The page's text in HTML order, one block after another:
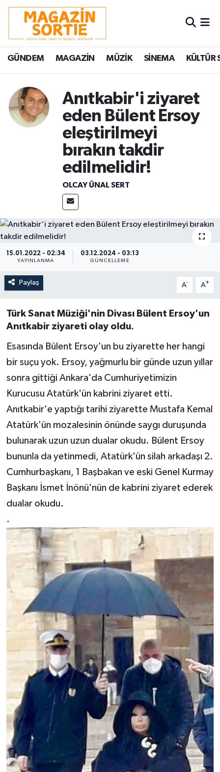
GÜNDEM MAGAZİN MÜZİK SİNEMA KÜLTÜR
Anıtkabir'i ziyaret
eden Bülent Ersoy
eleştirilmeyi
bırakın takdir
edilmelidir!
OLCAY ÜNAL SERT
15.01.2022 - 02:34
YAYINLANMA
03.12.2024 - 03:13
GÜNCELLEME
Paylaş A- A+
Türk Sanat Müziği'nin Divası Bülent Ersoy'un
Anıtkabir ziyareti olay oldu.
Esasında Bülent Ersoy'un bu ziyarette her hangi
bir suçu yok. Ersoy, yağmurlu bir günde uzun yıllar
sonra gittiği Ankara'da Cumhuriyetimizin
Kurucusu Atatürk'ün kabrini ziyaret etti.
Anıtkabir'e yaptığı tarihi ziyarette Mustafa Kemal
Atatürk'ün mozalesinin önünde saygı duruşunda
bulunarak uzun uzun dualar okudu. Bülent Ersoy
bununla da yetinmedi, Atatürk'ün silah arkadaşı 2.
Cumhurbaşkanı, 1 Başbakan ve eski Genel Kurmay
Başkanı İsmet İnönü'nün de kabrini ziyaret ederek
dualar okudu.
.
Nöbetçi Eczaneler
Hava Durumu
Trafik Durumu
Süper Lig Puan Durumu ve Fikstür
Tüm Manşetler
Son Dakika Haberleri
Haber Arşivi